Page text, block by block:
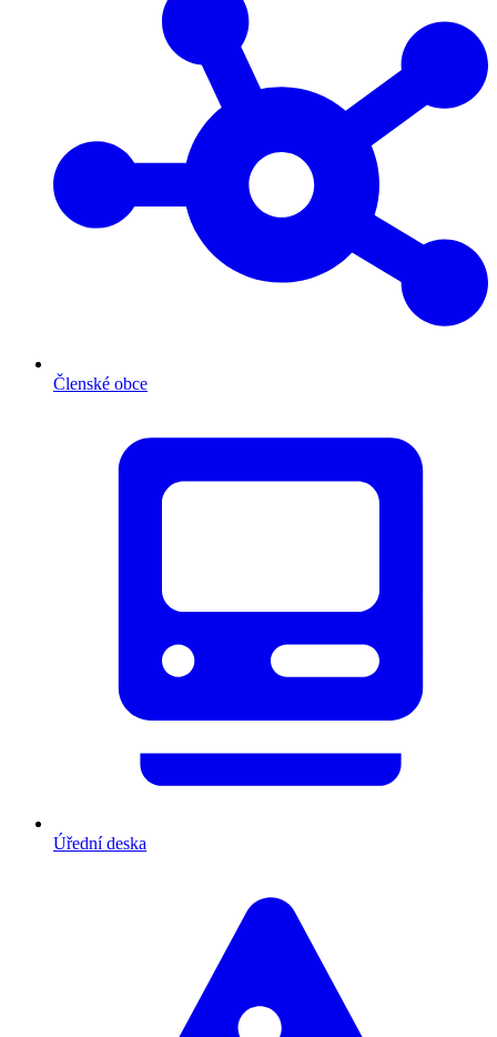
Členské obce
Úřední deska